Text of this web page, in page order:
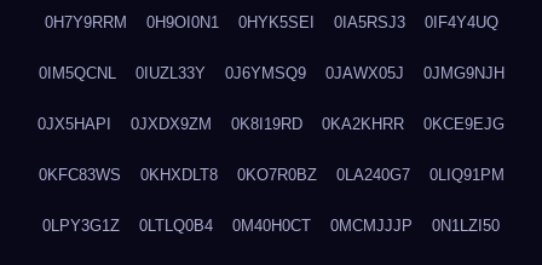
0H7Y9RRM 0H9OI0N1 0HYK5SEI 0IA5RSJ3 0IF4Y4UQ
0IM5QCNL 0IUZL33Y 0J6YMSQ9 0JAWX05J 0JMG9NJH
0JX5HAPI 0JXDX9ZM 0K8I19RD 0KA2KHRR 0KCE9EJG
0KFC83WS 0KHXDLT8 0KO7R0BZ 0LA240G7 0LIQ91PM
0LPY3G1Z 0LTLQ0B4 0M40H0CT 0MCMJJJP 0N1LZI50